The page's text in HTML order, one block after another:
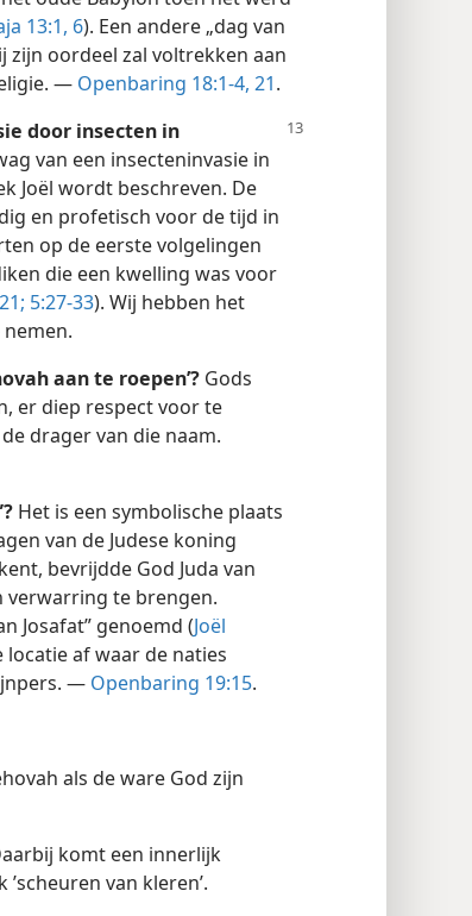
13:1, 6). Een andere „dag van
zijn oordeel zal voltrekken aan
— Openbaring 18:1-4, 21.
door insecten in
van een insecteninvasie in
Joël wordt beschreven. De
en profetisch voor de tijd in
op de eerste volgelingen
die een kwelling was voor
5:27-33). Wij hebben het
aan te roepen’? Gods
er diep respect voor te
drager van die naam.
Het is een symbolische plaats
van de Judese koning
bevrijdde God Juda van
te brengen.
Josafat” genoemd (Joël
locatie af waar de naties
— Openbaring 19:15.
als de ware God zijn
komt een innerlijk
van kleren’.